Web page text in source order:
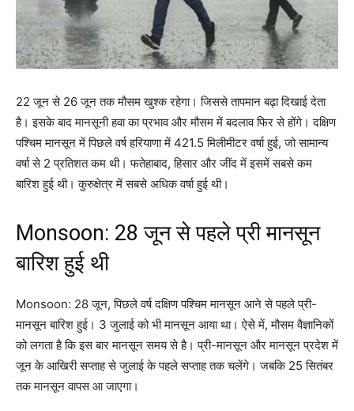
22 जून से 26 जून तक मौसम खुश्क रहेगा। जिससे तापमान बढ़ा दिखाई देता
है। इसके बाद मानसूनी हवा का प्रभाव और मौसम में बदलाव फिर से होंगे। दक्षिण
पश्चिम मानसून में पिछले वर्ष हरियाणा में 421.5 मिलीमीटर वर्षा हुई, जो सामान्य
वर्षा से 2 प्रतिशत कम थी। फतेहाबाद, हिसार और जींद में इसमें सबसे कम
बारिश हुई थी। कुरुक्षेत्र में सबसे अधिक वर्षा हुई थी।
Monsoon: 28 जून से पहले प्री मानसून
बारिश हुई थी
Monsoon: 28 जून, पिछले वर्ष दक्षिण पश्चिम मानसून आने से पहले प्री-
मानसून बारिश हुई। 3 जुलाई को भी मानसून आया था। ऐसे में, मौसम वैज्ञानिकों
को लगता है कि इस बार मानसून समय से है। प्री-मानसून और मानसून प्रदेश में
जून के आखिरी सप्ताह से जुलाई के पहले सप्ताह तक चलेंगे। जबकि 25 सितंबर
तक मानसून वापस आ जाएगा।